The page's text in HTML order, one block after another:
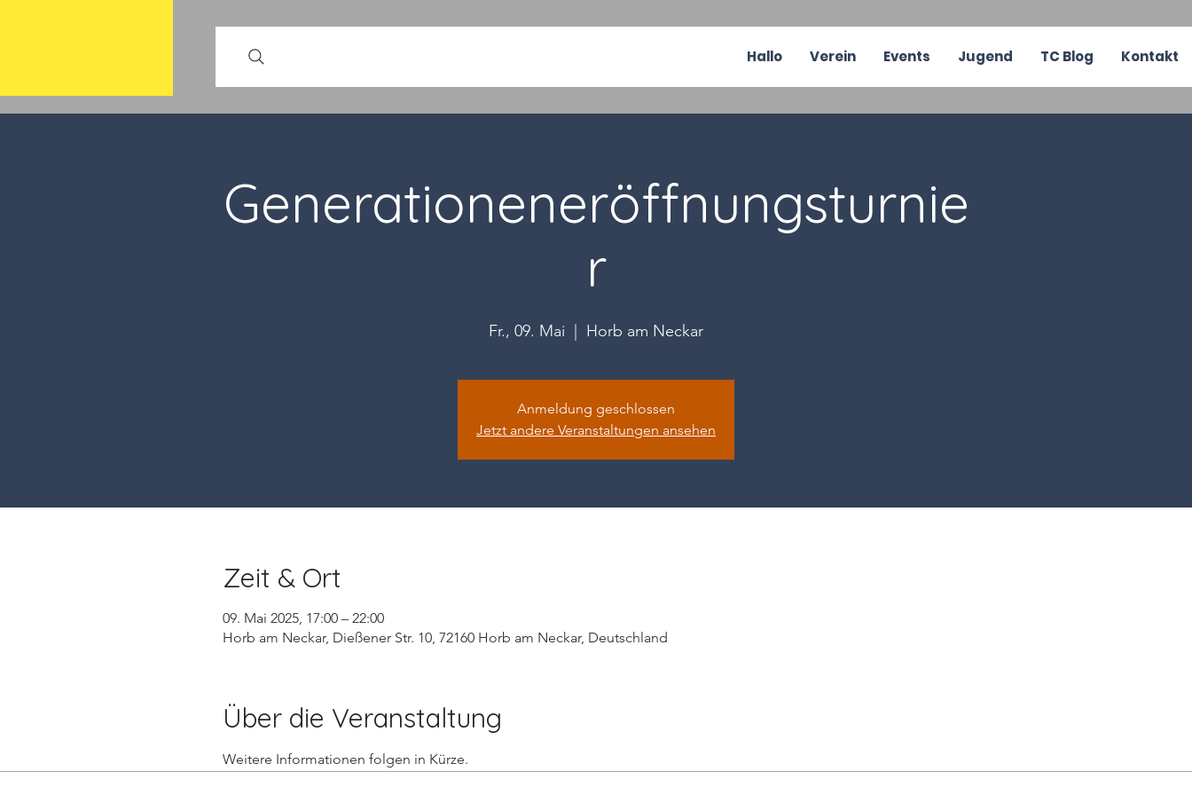
Hallo Verein Events Jugend TC Blog Kontakt
Generationeneröffnungsturnie
r
Fr., 09. Mai Horb am Neckar
Anmeldung geschlossen
Jetzt andere Veranstaltungen ansehen
Zeit & Ort
09. Mai 2025, 17:00 – 22:00
Horb am Neckar, Dießener Str. 10, 72160 Horb am Neckar, Deutschland
Über die Veranstaltung
Weitere Informationen folgen in Kürze.